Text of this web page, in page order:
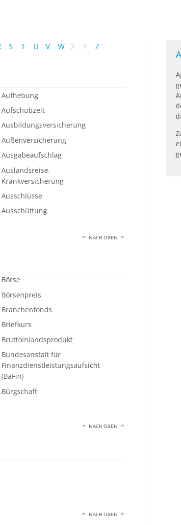
S T U V W X Y Z
Aufhebung
Aufschubzeit
Ausbildungsversicherung
Außenversicherung
Ausgabeaufschlag
Auslandsreise-
Krankversicherung
Ausschlüsse
Ausschüttung
NACH OBEN
Börse
Börsenpreis
Branchenfonds
Briefkurs
Bruttoinlandsprodukt
Bundesanstalt für
Finanzdienstleistungsaufsicht
(BaFin)
Bürgschaft
NACH OBEN
NACH OBEN